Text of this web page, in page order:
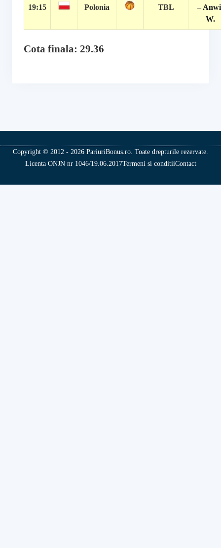
19:15 Polonia TBL
–
W.
Cota finala: 29.36
Copyright © 2012 - 2026 PariuriBonus.ro. Toate drepturile rezervate.
Licenta ONJN nr 1046/19.06.2017Termeni si conditiiContact